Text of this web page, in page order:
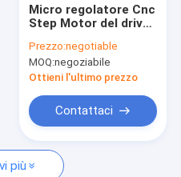
Micro regolatore Cnc
Step Motor del driver
motore passo a
passo 24V del NEMA
17
Prezzo:negotiable
MOQ:negoziabile
Ottieni l'ultimo prezzo
Contattaci
più